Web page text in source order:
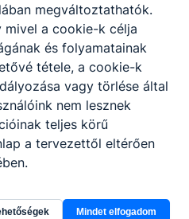
Komlói
megváltoztathatók.
mivel a cookie-k célja
és folyamatainak
tétele, a cookie-k
vagy törlése által
nem lesznek
teljes körű
a tervezettől eltérően
Mindet elfogadom